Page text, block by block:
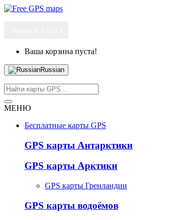
Ваша корзина пуста!
Russian
МЕНЮ
Бесплатные карты GPS
GPS карты Антарктики
GPS карты Арктики
GPS карты Гренландии
GPS карты водоёмов